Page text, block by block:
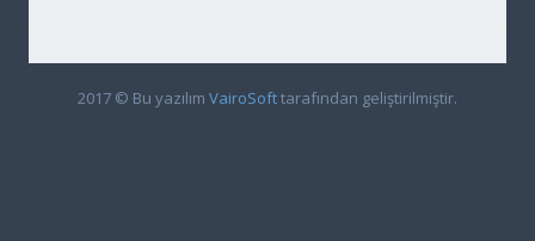
2017 © Bu yazılım VairoSofttarafından geliştirilmiştir.